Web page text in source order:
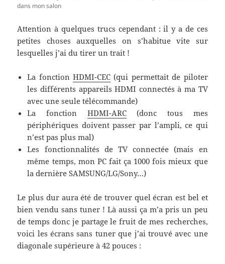
dans mon salon
Attention à quelques trucs cependant : il y a de ces
petites choses auxquelles on s’habitue vite sur
lesquelles j’ai du tirer un trait !
La fonctionHDMI-CEC (qui permettait de piloter
les différents appareils HDMI connectés à ma TV
avec une seule télécommande)
La fonction HDMI-ARC(donc tous mes
périphériques doivent passer par l’ampli, ce qui
n’est pas plus mal)
Les fonctionnalités de TV connectée (mais en
même temps, mon PC fait ça 1000 fois mieux que
la dernière SAMSUNG/LG/Sony…)
Le plus dur aura été de trouver quel écran est bel et
bien vendu sans tuner ! Là aussi ça m’a pris un peu
de temps donc je partage le fruit de mes recherches,
voici les écrans sans tuner que j’ai trouvé avec une
diagonale supérieure à 42 pouces :